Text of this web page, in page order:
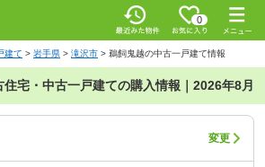
0
建て > 岩手県 > 滝沢市 > 鵜飼鬼越の中古一戸建て情報
宅・中古一戸建ての購入情報｜2026年8月
変更